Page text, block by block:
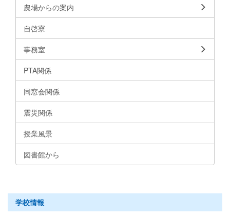
農場からの案内
自啓寮
事務室
PTA関係
同窓会関係
震災関係
授業風景
図書館から
学校情報